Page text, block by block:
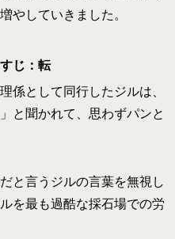
やしていきました。
じ：転
係として同行したジルは、
と聞かれて、思わずパンと
と言うジルの言葉を無視し
を最も過酷な採石場での労